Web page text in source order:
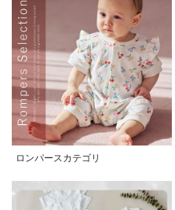
ロンパースカテゴリ